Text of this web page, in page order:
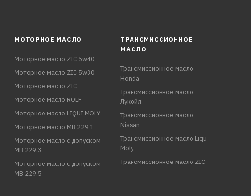
МОТОРНОЕ МАСЛО
Моторное масло ZIC 5w40
Моторное масло ZIC 5w30
Моторное масло ZIC
Моторное масло ROLF
Моторное масло LIQUI MOLY
Моторное масло MB 229.1
Моторное масло с допуском
MB 229.3
Моторное масло с допуском
MB 229.5
ТРАНСМИССИОННОЕ
МАСЛО
Трансмиссионное масло
Honda
Трансмиссионное масло
Лукойл
Трансмиссионное масло
Nissan
Трансмиссионное масло Liqui
Moly
Трансмиссионное масло ZIC